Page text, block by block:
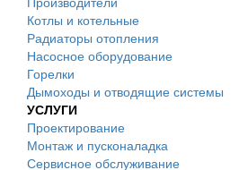
Котлы и котельные
Радиаторы отопления
Насосное оборудование
Горелки
Дымоходы и отводящие системы
УСЛУГИ
Проектирование
Монтаж и пусконаладка
Сервисное обслуживание